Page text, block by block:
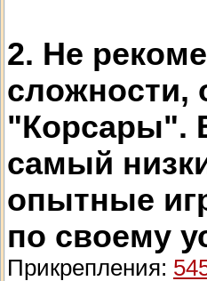
2. Не
сложности,
"Корсары".
самый
опытные
по своему
Прикрепления: